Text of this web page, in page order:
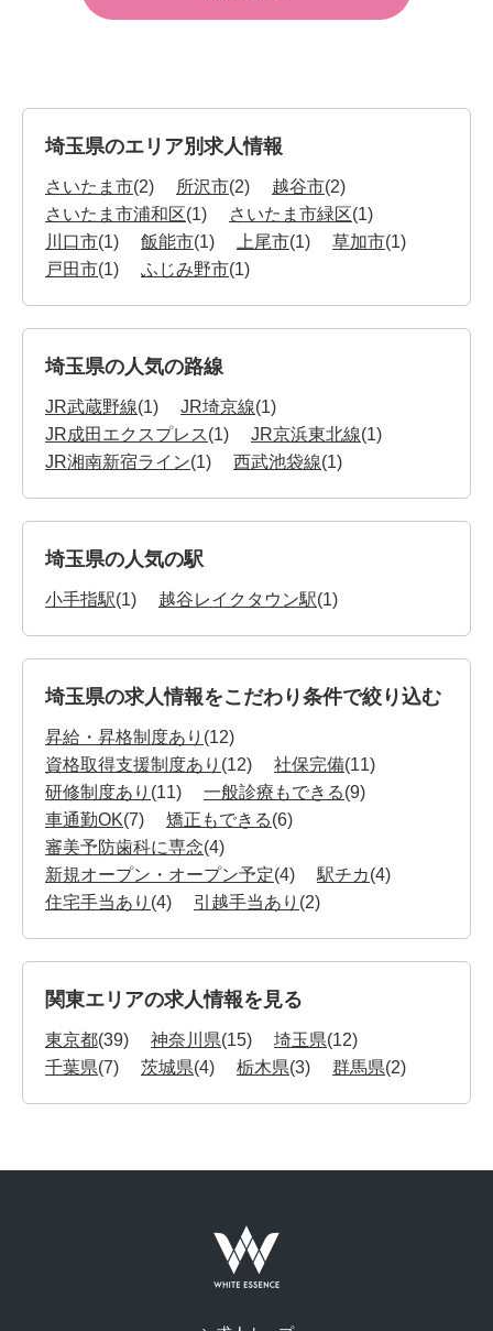
埼玉県のエリア別求人情報
さいたま市(2) 所沢市(2) 越谷市(2)
さいたま市浦和区(1) さいたま市緑区(1)
川口市(1) 飯能市(1) 上尾市(1) 草加市(1)
戸田市(1) ふじみ野市(1)
埼玉県の人気の路線
JR武蔵野線(1) JR埼京線(1)
JR成田エクスプレス(1) JR京浜東北線(1)
JR湘南新宿ライン(1) 西武池袋線(1)
埼玉県の人気の駅
小手指駅(1) 越谷レイクタウン駅(1)
埼玉県の求人情報をこだわり条件で絞り込む
昇給・昇格制度あり (12)
資格取得支援制度あり (12) 社保完備(11)
研修制度あり (11) 一般診療もできる(9)
車通勤OK(7) 矯正もできる(6)
審美予防歯科に専念(4)
新規オープン・オープン予定(4) 駅チカ(4)
住宅手当あり (4) 引越手当あり (2)
関東エリアの求人情報を見る
東京都(39) 神奈川県(15) 埼玉県(12)
千葉県(7) 茨城県(4) 栃木県(3) 群馬県(2)